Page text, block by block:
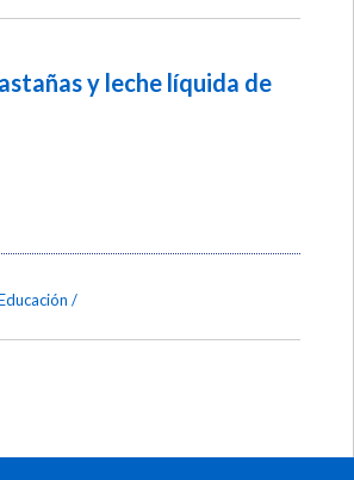
y leche líquida de